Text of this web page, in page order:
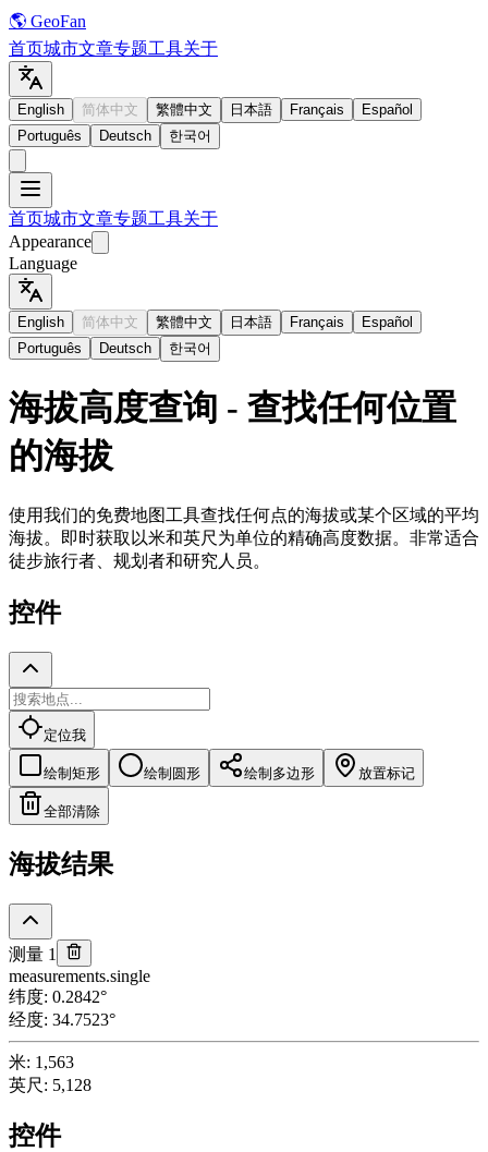
🌎 GeoFan
首页城市文章专题工具关于
English 简体中文 繁體中文 日本語 Français
Español
Português
Deutsch 한국어
首页城市文章专题工具关于
Appearance
Language
English 简体中文 繁體中文 日本語 Français
Español
Português
Deutsch 한국어
海拔高度查询 - 查找任何位置
的海拔
使用我们的免费地图工具查找任何点的海拔或某个区域的平均
海拔。即时获取以米和英尺为单位的精确高度数据。非常适合
徒步旅行者、规划者和研究人员。
控件
定位我
绘制矩形 绘制圆形 绘制多边形 放置标记
全部清除
海拔结果
测量 1
measurements.single
纬度: 0.2842°
经度: 34.7523°
米: 1,563
英尺 : 5,128
控件